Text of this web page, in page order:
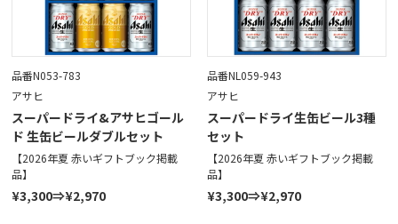
品番N053-783
アサヒ
スーパードライ&アサヒゴール
ド 生缶ビールダブルセット
【2026年夏 赤いギフトブック掲載
品】
¥3,300⇒¥2,970
品番NL059-943
アサヒ
スーパードライ生缶ビール3種
セット
【2026年夏 赤いギフトブック掲載
品】
¥3,300⇒¥2,970